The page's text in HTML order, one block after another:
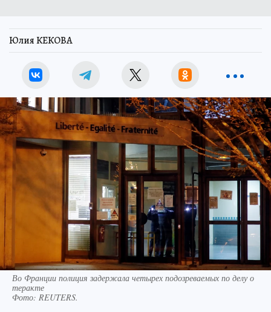
Юлия КЕКОВА
Во Франции полиция задержала четырех подозреваемых по делу о
теракте
Фото: REUTERS.